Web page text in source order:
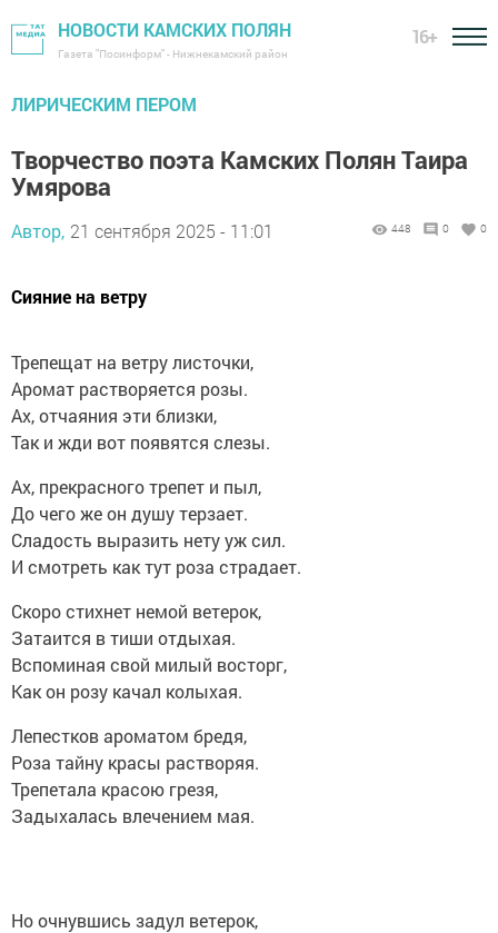
НОВОСТИ КАМСКИХ ПОЛЯН
Газета "Посинформ" - Нижнекамский район
16+
ЛИРИЧЕСКИМ ПЕРОМ
Творчество поэта Камских Полян Таира
Умярова
Автор, 21 сентября 2025 - 11:01 448 0 0
Сияние на ветру
Трепещат на ветру листочки,
Аромат растворяется розы.
Ах, отчаяния эти близки,
Так и жди вот появятся слезы.
Ах, прекрасного трепет и пыл,
До чего же он душу терзает.
Сладость выразить нету уж сил.
И смотреть как тут роза страдает.
Скоро стихнет немой ветерок,
Затаится в тиши отдыхая.
Вспоминая свой милый восторг,
Как он розу качал колыхая.
Лепестков ароматом бредя,
Роза тайну красы растворяя.
Трепетала красою грезя,
Задыхалась влечением мая.
Но очнувшись задул ветерок,